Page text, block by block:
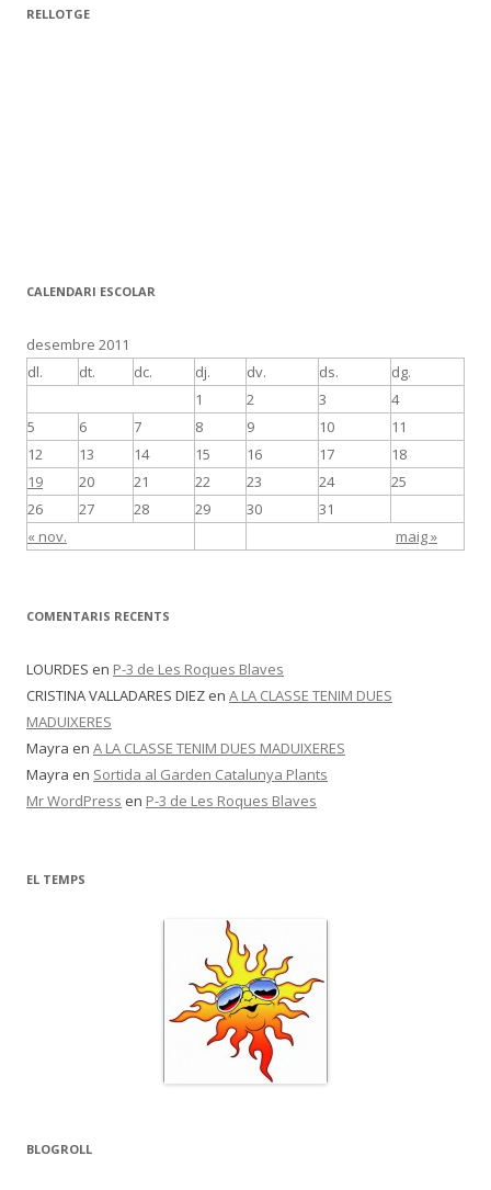
RELLOTGE
CALENDARI ESCOLAR
desembre 2011
dl.
dt. dc. dj. dv. ds. dg.
« nov. maig »
1 2 3
4
5
6 7 8 9 10
11
12
13 14 15 16 17
18
19
20 21 22 23 24
25
26
27 28 29 30 31
COMENTARIS RECENTS
LOURDES en P-3 de Les Roques Blaves
CRISTINA VALLADARES DIEZ en A LA CLASSE TENIM DUES
MADUIXERES
Mayra en A LA CLASSE TENIM DUES MADUIXERES
Mayra en Sortida al Garden Catalunya Plants
Mr WordPress en P-3 de Les Roques Blaves
EL TEMPS
BLOGROLL